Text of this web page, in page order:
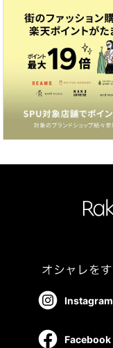
Instagram
Facebook